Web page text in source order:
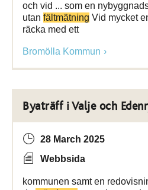
och vid ... som en
utan fältmätning Vid mycket
räcka med ett
Bromölla Kommun
Byaträff i Valje och
28 March 2025
Webbsida
kommunen samt en